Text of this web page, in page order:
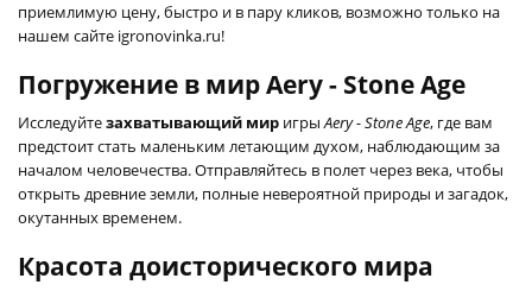
приемлимую цену, быстро и в пару кликов, возможно только на
нашем сайте igronovinka.ru!
Погружение в мир Aery - Stone Age
Исследуйтезахватывающий мир игрыAery - Stone Age, где вам
предстоит стать маленьким летающим духом, наблюдающим за
началом человечества. Отправляйтесь в полет через века, чтобы
открыть древние земли, полные невероятной природы и загадок,
окутанных временем.
Красота доисторического мира